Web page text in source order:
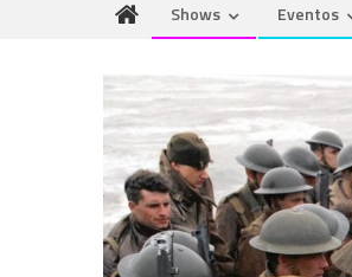
Shows Eventos